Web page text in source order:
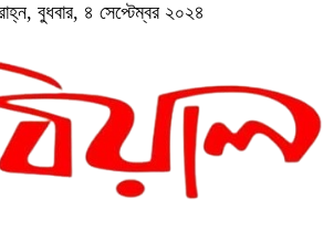
বুধবার, ৪ সেপ্টেম্বর ২০২৪